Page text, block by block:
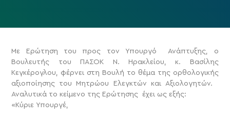
Με Ερώτηση του προς τον Υπουργό Ανάπτυξης, ο
Βουλευτής του ΠΑΣΟΚ Ν. Ηρακλείου, κ. Βασίλης
Κεγκέρογλου, φέρνει στη Βουλή το θέμα της ορθολογικής
αξιοποίησης του Μητρώου Ελεγκτών και Αξιολογητών.
Αναλυτικά το κείμενο της Ερώτησης έχει ως εξής:
«Κύριε Υπουργέ,